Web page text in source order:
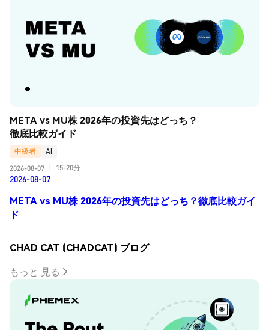
META vs MU株 2026年の投資先はどっち？
徹底比較ガイド
中級者
AI
2026-08-07
15-20分
2026-08-07
META vs MU株 2026年の投資先はどっち？徹底比較ガイ
ド
CHAD CAT (CHADCAT) ブログ
もっと 見る